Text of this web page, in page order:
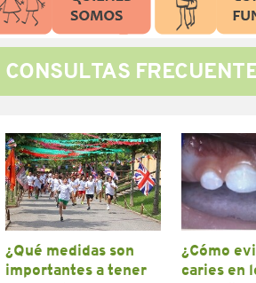
CONSULTAS
¿Qué medidas son
importantes a tener
¿Cómo
caries en